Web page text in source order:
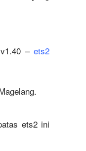
– ets2
ets2 ini